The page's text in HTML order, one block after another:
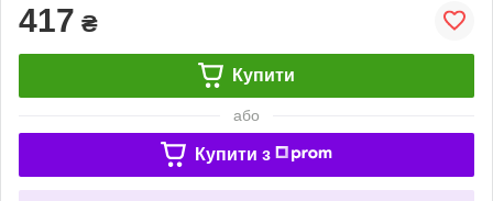
417 ₴
Купити
або
Купити з